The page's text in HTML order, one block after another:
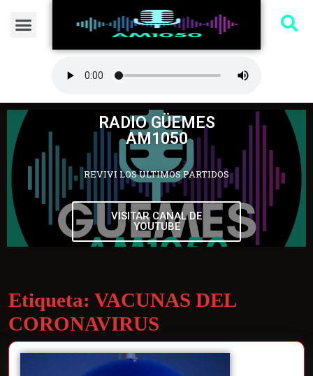
RADIO GÜEMES
AM1050
REVIVI LOS ULTIMOS PARTIDOS
VISITAR CANAL DE
YOUTUBE
Etiqueta: VACUNAS DEL
CORONAVIRUS